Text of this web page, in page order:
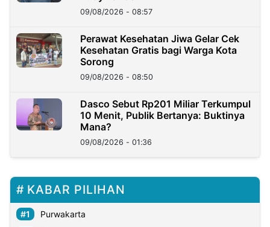
09/08/2026 - 08:57
Perawat Kesehatan Jiwa Gelar Cek
Kesehatan Gratis bagi Warga Kota
Sorong
09/08/2026 - 08:50
Dasco Sebut Rp201 Miliar Terkumpul
10 Menit, Publik Bertanya: Buktinya
Mana?
09/08/2026 - 01:36
KABAR PILIHAN
Purwakarta